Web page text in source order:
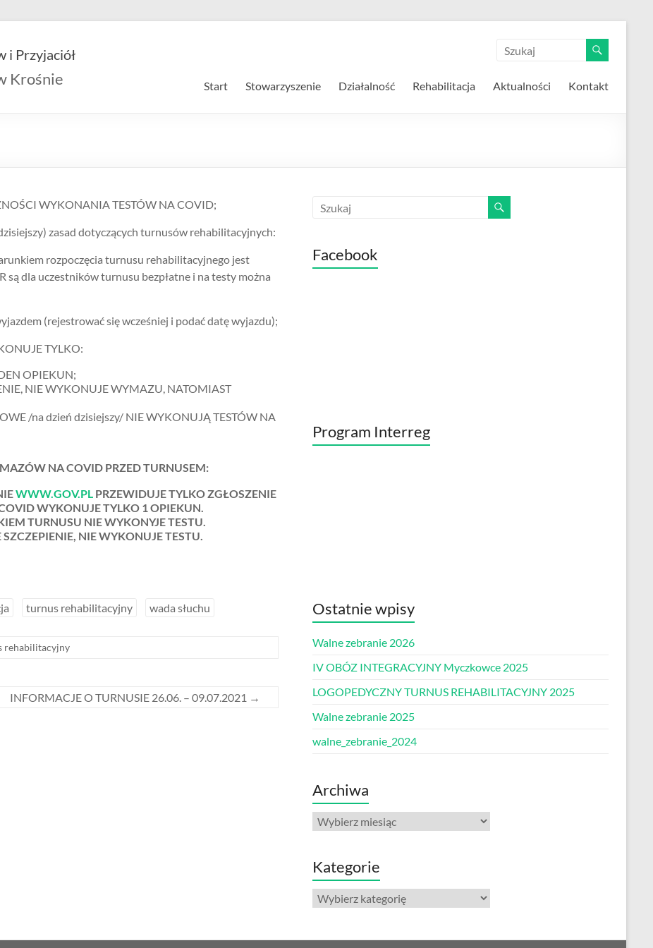
i Przyjaciół
Krośnie Start Stowarzyszenie Działalność Rehabilitacja Aktualności Kontakt
WYKONANIA TESTÓW NA COVID;
zasad dotyczących turnusów rehabilitacyjnych:
rozpoczęcia turnusu rehabilitacyjnego jest
dla uczestników turnusu bezpłatne i na testy można
(rejestrować się wcześniej i podać datę wyjazdu);
TYLKO:
OPIEKUN;
NIE WYKONUJE WYMAZU, NATOMIAST
/na dzień dzisiejszy/ NIE WYKONUJĄ TESTÓW NA
NA COVID PRZED TURNUSEM:
WWW.GOV.PL PRZEWIDUJE TYLKO ZGŁOSZENIE
WYKONUJE TYLKO 1 OPIEKUN.
TURNUSU NIE WYKONYJE TESTU.
NIE WYKONUJE TESTU.
turnus rehabilitacyjny wada słuchu
rehabilitacyjny
INFORMACJE O TURNUSIE 26.06. – 09.07.2021 →
Facebook
Program Interreg
Ostatnie wpisy
Walne zebranie 2026
IV OBÓZ INTEGRACYJNY Myczkowce 2025
LOGOPEDYCZNY TURNUS REHABILITACYJNY 2025
Walne zebranie 2025
walne_zebranie_2024
Archiwa
Archiwa
Kategorie
Kategorie